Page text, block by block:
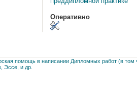
Оперативно
помощь в написании Дипломных работ (в том
Эссе, и др.